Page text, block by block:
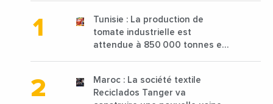
Tunisie : La production de
tomate industrielle est
attendue à 850 000 tonnes en
Maroc : La société textile
Reciclados Tanger va